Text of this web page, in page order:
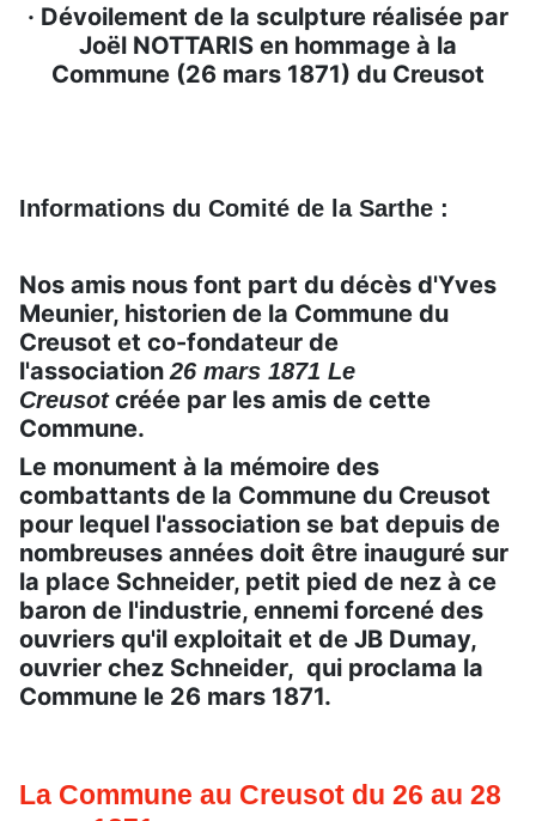
· Dévoilement de la sculpture réalisée par
Joël NOTTARIS en hommage à la
Commune (26 mars 1871) du Creusot
Informations du Comité de la Sarthe :
Nos amis nous font part du décès d'Yves
Meunier, historien de la Commune du
Creusot et co-fondateur de
l'association 26 mars 1871 Le
Creusotcréée par les amis de cette
Commune.
Le monument à la mémoire des
combattants de la Commune du Creusot
pour lequel l'association se bat depuis de
nombreuses années doit être inauguré sur
la place Schneider, petit pied de nez à ce
baron de l'industrie, ennemi forcené des
ouvriers qu'il exploitait et de JB Dumay,
ouvrier chez Schneider, qui proclama la
Commune le 26 mars 1871.
La Commune au Creusot du 26 au 28